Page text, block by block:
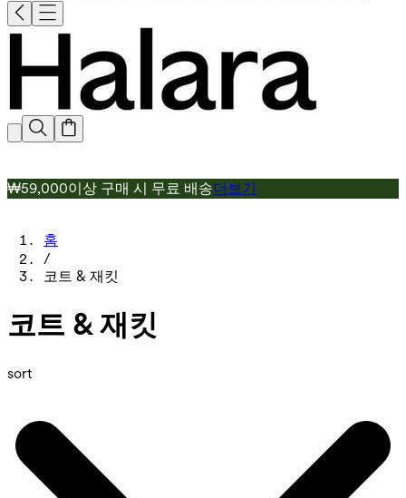
₩59,000이상 구매 시 무료 배송더보기
홈
/
코트 & 재킷
코트 & 재킷
sort